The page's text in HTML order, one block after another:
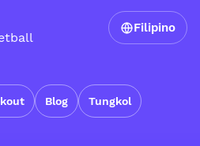
Blog Tungkol
Filipino